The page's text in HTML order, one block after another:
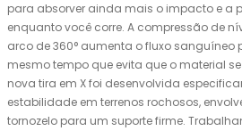
para absorver ainda mais o impacto e a
enquanto você corre. A compressão de
arco de 360° aumenta o fluxo
mesmo tempo que evita que o material
nova tira em X foi desenvolvida
estabilidade em terrenos rochosos,
tornozelo para um suporte firme.